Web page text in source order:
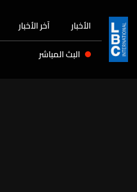
الأخبار آخر الأخبار
البث المباشر